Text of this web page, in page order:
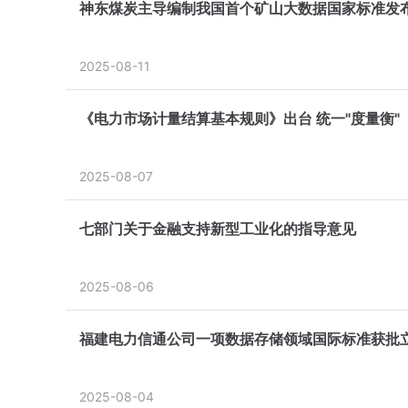
神东煤炭主导编制我国首个矿山大数据国家标准发
2025-08-11
《电力市场计量结算基本规则》出台 统一"度量衡"
2025-08-07
七部门关于金融支持新型工业化的指导意见
2025-08-06
福建电力信通公司一项数据存储领域国际标准获批
2025-08-04